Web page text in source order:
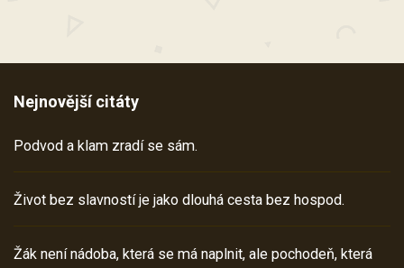
Nejnovější citáty
Podvod a klam zradí se sám.
Život bez slavností je jako dlouhá cesta bez hospod.
Žák není nádoba, která se má naplnit, ale pochodeň, která